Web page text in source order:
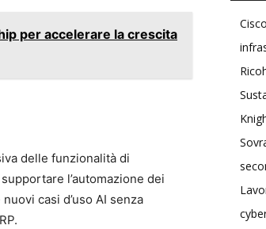
per accelerare la crescita
delle funzionalità di
l’automazione dei
casi d’uso AI senza